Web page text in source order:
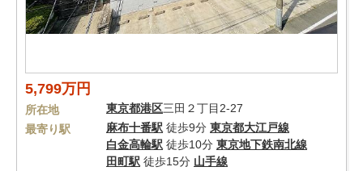
5,799万円
所在地 東京都港区三田２丁目2-27
最寄り駅
麻布十番駅 徒歩9分 東京都大江戸線
白金高輪駅 徒歩10分 東京地下鉄南北線
田町駅 徒歩15分 山手線